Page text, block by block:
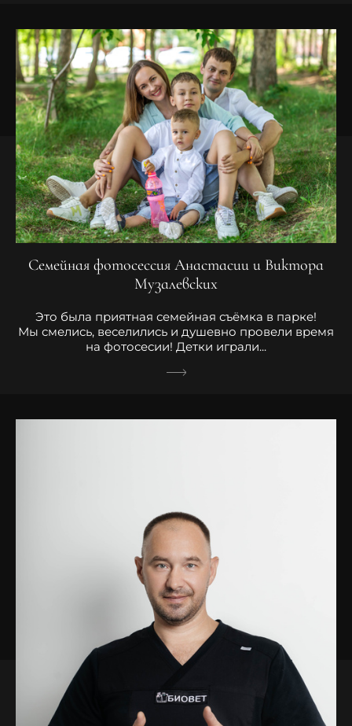
Семейная фотосессия Анастасии и Виктора
Музалевских
Это была приятная семейная съёмка в парке!
Мы смелись, веселились и душевно провели время
на фотосесии! Детки играли...